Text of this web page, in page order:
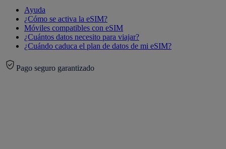
Ayuda
¿Cómo se activa la eSIM?
Móviles compatibles con eSIM
¿Cuántos datos necesito para viajar?
¿Cuándo caduca el plan de datos de mi eSIM?
Pago seguro garantizado